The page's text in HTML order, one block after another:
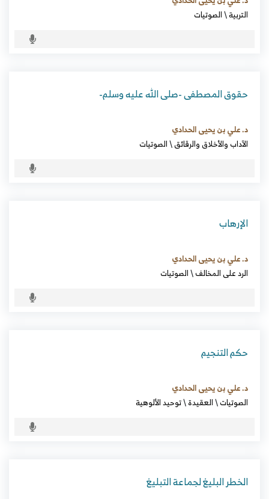
التربية\الصوتيات
حقوق المصطفى -صلى الله عليه وسلم-
د. علي بن يحيى الحدادي
الآداب والأخلاق والرقائق\الصوتيات
الإرهاب
د. علي بن يحيى الحدادي
الرد على المخالف\الصوتيات
حكم التنجيم
د. علي بن يحيى الحدادي
الصوتيات\العقيدة\توحيد الألوهية
الخطر البليغ لجماعة التبليغ